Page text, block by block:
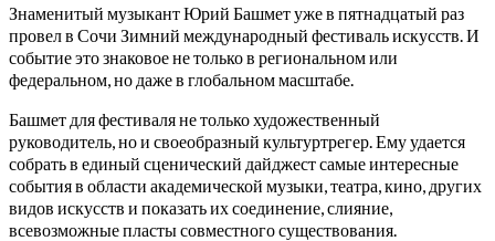
Знаменитый музыкант Юрий Башмет уже в пятнадцатый раз
провел в Сочи Зимний международный фестиваль искусств. И
событие это знаковое не только в региональном или
федеральном, но даже в глобальном масштабе.
Башмет для фестиваля не только художественный
руководитель, но и своеобразный культуртрегер. Ему удается
собрать в единый сценический дайджест самые интересные
события в области академической музыки, театра, кино, других
видов искусств и показать их соединение, слияние,
всевозможные пласты совместного существования.